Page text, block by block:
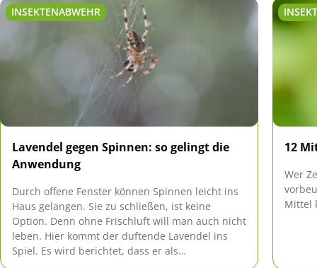
INSEKTENABWEHR
Lavendel gegen Spinnen: so gelingt die
Anwendung
Durch offene Fenster können Spinnen leicht ins
Haus gelangen. Sie zu schließen, ist keine
Option. Denn ohne Frischluft will man auch nicht
leben. Hier kommt der duftende Lavendel ins
Spiel. Es wird berichtet, dass er als
12
Wer
Mittel